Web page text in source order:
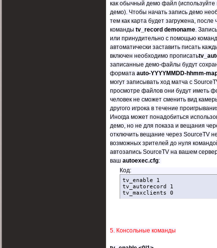
как обычный демо файл (используйте
демо). Чтобы начать запись демо
тем как карта будет загружена,
команды tv_record demoname .
или принудительно с помощью
автоматически заставить писать
включен необходимо прописать
записанные демо-файлы будут
формата auto-YYYYMMDD-hhmm-
могут записывать ход матча с
просмотре файлов они будут иметь
человек не сможет сменить вид
другого игрока в течение
Иногда может понадобиться
демо, но не для показа и вещания
отключить вещание через SourceTV
возможных зрителей до нуля
автозапись SourceTV на вашем
ваш autoexec.cfg:
Код:
tv_enable 1
tv_autorecord 1
tv_maxclients 0
5. Консольные команды